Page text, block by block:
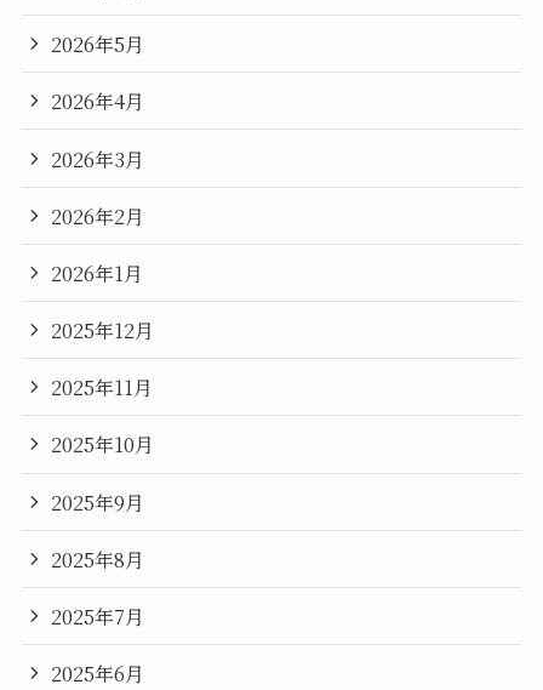
2026年5月
2026年4月
2026年3月
2026年2月
2026年1月
2025年12月
2025年11月
2025年10月
2025年9月
2025年8月
2025年7月
2025年6月